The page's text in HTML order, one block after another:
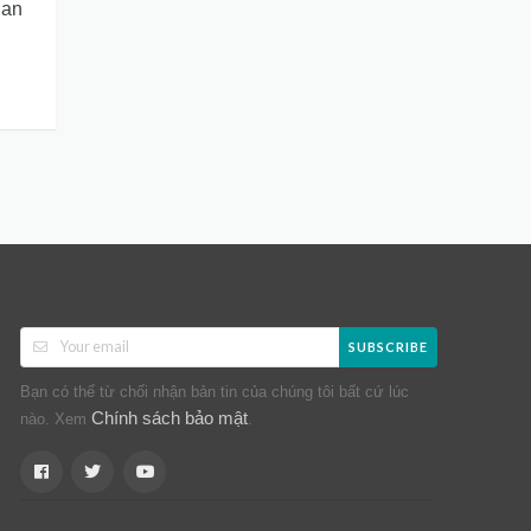
SUBSCRIBE
Bạn có thể từ chối nhận bản tin của chúng tôi bất cứ lúc
nào. Xem Chính sách bảo mật.